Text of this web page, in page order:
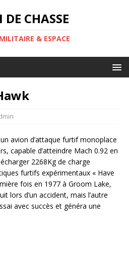
CHASSE
& ESPACE
avion d’attaque furtif monoplace
capable d’atteindre Mach 0.92 en
2268Kg de charge
furtifs expérimentaux « Have
fois en 1977 à Groom Lake,
lors d’un accident, mais l’autre
avec succès et généra une